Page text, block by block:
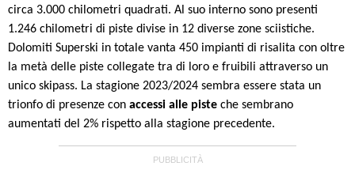
circa 3.000 chilometri quadrati. Al suo interno sono presenti
1.246 chilometri di piste divise in 12 diverse zone sciistiche.
Dolomiti Superski in totale vanta 450 impianti di risalita con oltre
la metà delle piste collegate tra di loro e fruibili attraverso un
unico skipass. La stagione 2023/2024 sembra essere stata un
trionfo di presenze con accessi alle piste che sembrano
aumentati del 2% rispetto alla stagione precedente.